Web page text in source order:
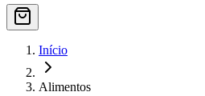
Início
Alimentos